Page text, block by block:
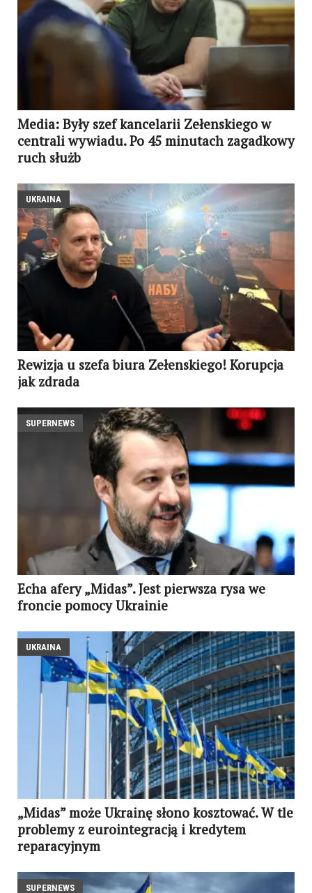
Media: Były szef kancelarii Zełenskiego w
centrali wywiadu. Po 45 minutach zagadkowy
ruch służb
UKRAINA
Rewizja u szefa biura Zełenskiego! Korupcja
jak zdrada
SUPERNEWS
Echa afery „Midas”. Jest pierwsza rysa we
froncie pomocy Ukrainie
UKRAINA
„Midas” może Ukrainę słono kosztować. W tle
problemy z eurointegracją i kredytem
reparacyjnym
SUPERNEWS